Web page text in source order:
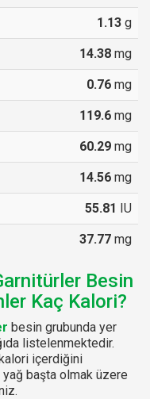
1.13 g
14.38 mg
0.76 mg
119.6 mg
60.29 mg
14.56 mg
55.81 IU
37.77 mg
Besin
Kaç Kalori?
besin grubunda yer
listelenmektedir.
içerdiğini
başta olmak üzere